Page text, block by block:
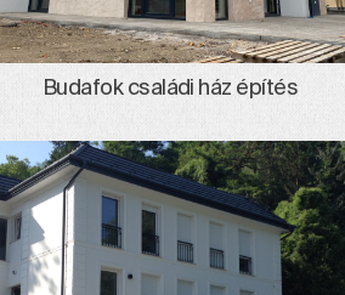
Budafok családi ház építés